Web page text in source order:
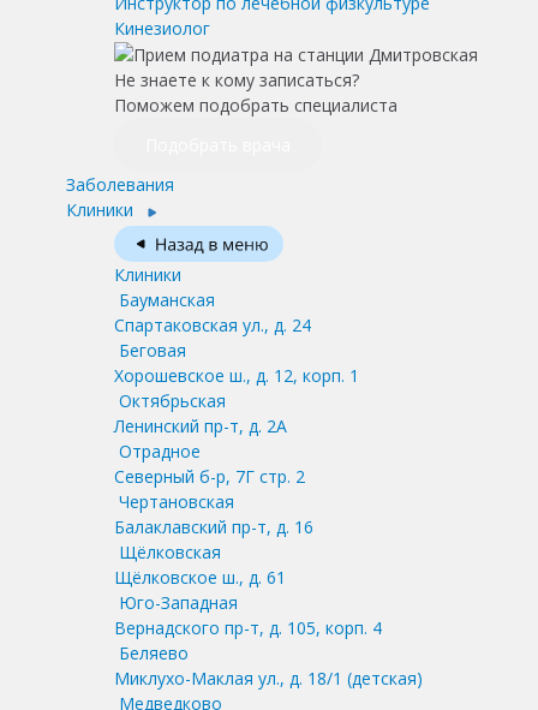
Кинезиолог
Не знаете к кому записаться?
Поможем подобрать специалиста
Заболевания
Клиники
Клиники
Бауманская
Спартаковская ул., д. 24
Беговая
Хорошевское ш., д. 12, корп. 1
Октябрьская
Ленинский пр-т, д. 2А
Отрадное
Северный б-р, 7Г стр. 2
Чертановская
Балаклавский пр-т, д. 16
Щёлковская
Щёлковское ш., д. 61
Юго-Западная
Вернадского пр-т, д. 105, корп. 4
Беляево
Миклухо-Маклая ул., д. 18/1 (детская)
Медведково